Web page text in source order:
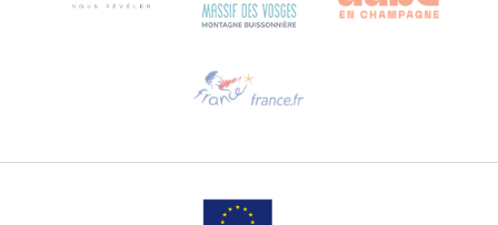
Contattaci per e-mail